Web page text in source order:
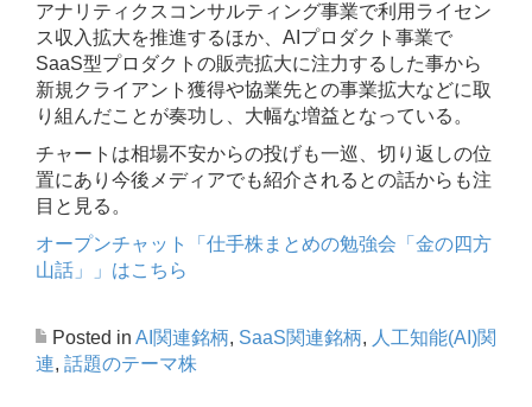
アナリティクスコンサルティング事業で利用ライセン
ス収入拡大を推進するほか、AIプロダクト事業で
SaaS型プロダクトの販売拡大に注力するした事から
新規クライアント獲得や協業先との事業拡大などに取
り組んだことが奏功し、大幅な増益となっている。
チャートは相場不安からの投げも一巡、切り返しの位
置にあり今後メディアでも紹介されるとの話からも注
目と見る。
オープンチャット「仕手株まとめの勉強会「金の四方
山話」」はこちら
Posted in AI関連銘柄, SaaS関連銘柄, 人工知能(AI)関
連, 話題のテーマ株